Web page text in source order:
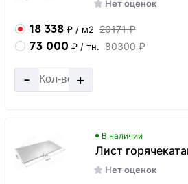
Нет оценок
18 338 ₽ / м2 20171 ₽
73 000 ₽ / тн. 80300 ₽
- +
В наличии
Лист
Нет оценок